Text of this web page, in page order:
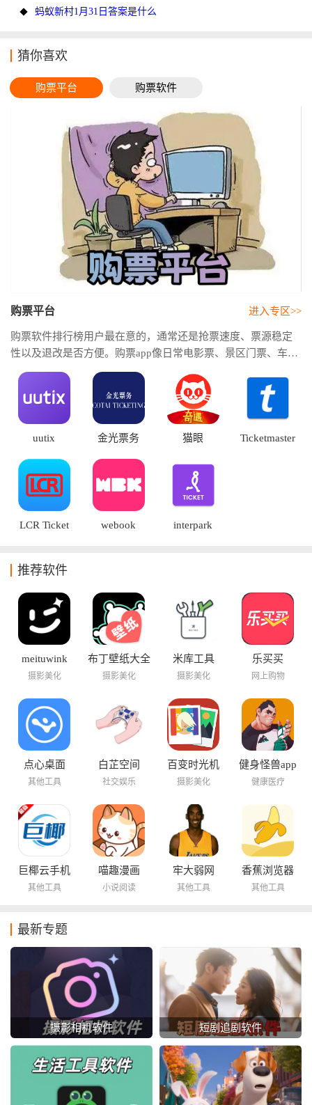
蚂蚁新村1月31日答案是什么
猜你喜欢
购票平台 购票软件
购票平台
购票软件排行榜用户最在意的，通常还是抢票速度、票源稳定
性以及退改是否方便。购票app像日常电影票、景区门票、车票
机票，基本都能通过购票软件推荐直接完成。
进入专区>>
uutix 金光票务 猫眼 Ticketmaster
LCR Ticket webook interpark
推荐软件
meituwink
摄影美化
布丁壁纸大全
摄影美化
米库工具
摄影美化
乐买买
网上购物
点心桌面
其他工具
白芷空间
社交娱乐
百变时光机
摄影美化
健身怪兽app
健康医疗
巨椰云手机
其他工具
喵趣漫画
小说阅读
牢大弱网
其他工具
香蕉浏览器
其他工具
最新专题
摄影相机软件 短剧追剧软件